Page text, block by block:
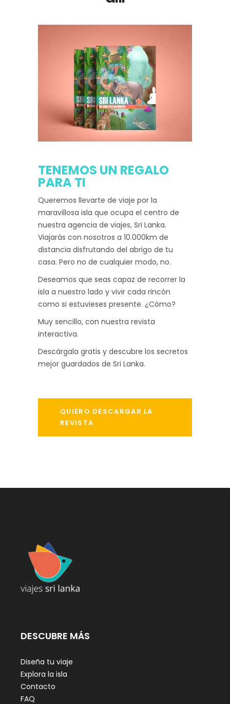
TENEMOS UN REGALO
PARA TI
Queremos llevarte de viaje por la
maravillosa isla que ocupa el centro de
nuestra agencia de viajes, Sri Lanka.
Viajarás con nosotros a 10.000km de
distancia disfrutando del abrigo de tu
casa. Pero no de cualquier modo, no.
Deseamos que seas capaz de recorrer la
isla a nuestro lado y vivir cada rincón
como si estuvieses presente. ¿Cómo?
Muy sencillo, con nuestra revista
interactiva.
Descárgala gratis y descubre los secretos
mejor guardados de Sri Lanka.
QUIERO DESCARGAR LA
REVISTA
DESCUBRE MÁS
Diseña tu viaje
Explora la isla
Contacto
FAQ